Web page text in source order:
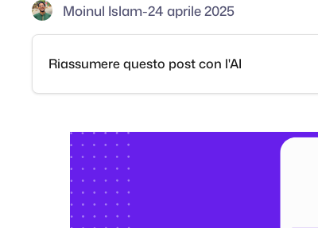
Moinul Islam-24 aprile 2025
Riassumere questo post con l'AI